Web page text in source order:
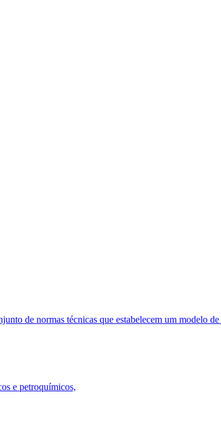
de normas técnicas que estabelecem um modelo de
e petroquímicos,